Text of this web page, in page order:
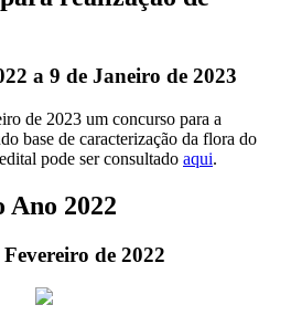
a 9 de Janeiro de 2023
de 2023 um concurso para a
base de caracterização da flora do
pode ser consultado aqui.
Ano 2022
de 2022